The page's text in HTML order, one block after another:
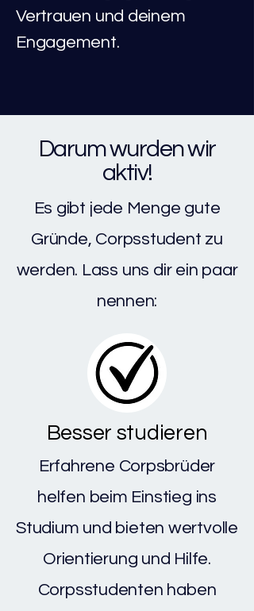
Vertrauen und deinem
Engagement.
Darum wurden wir
aktiv!
Es gibt jede Menge gute
Gründe, Corpsstudent zu
werden. Lass uns dir ein paar
nennen:
Besser studieren
Erfahrene Corpsbrüder
helfen beim Einstieg ins
Studium und bieten wertvolle
Orientierung und Hilfe.
Corpsstudenten haben